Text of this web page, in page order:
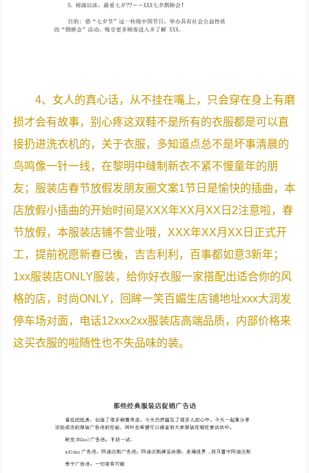
4、女人的真心话，从不挂在嘴上，只会穿在身上有磨
损才会有故事，别心疼这双鞋不是所有的衣服都是可以直
接扔进洗衣机的，关于衣服，多知道点总不是坏事清晨的
鸟鸣像一针一线，在黎明中缝制新衣不紧不慢童年的朋
友；服装店春节放假发朋友圈文案1节日是愉快的插曲，本
店放假小插曲的开始时间是XXX年XX月XX日2注意啦，春
节放假，本服装店铺不营业哦，XXX年XX月XX日正式开
工，提前祝愿新春已後，吉吉利利，百事都如意3新年；
1xx服装店ONLY服装，给你好衣服一家搭配出适合你的风
格的店，时尚ONLY，回眸一笑百媚生店铺地址xxx大润发
停车场对面，电话12xxx2xx服装店高端品质，内部价格来
这买衣服的啦随性也不失品味的装。